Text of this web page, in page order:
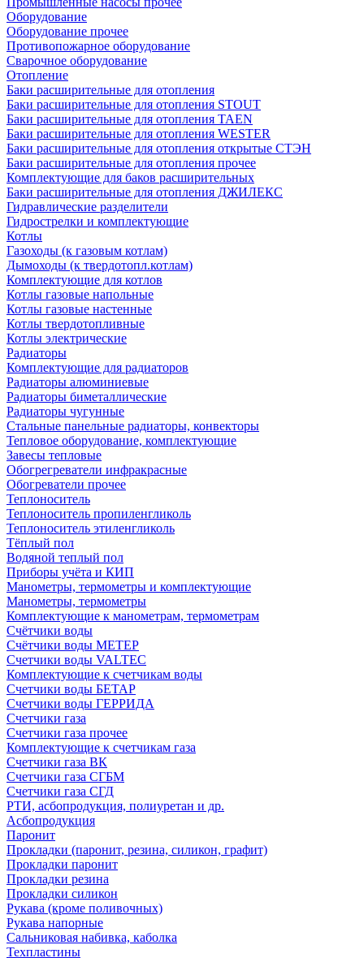
Оборудование
Оборудование прочее
Противопожарное оборудование
Сварочное оборудование
Отопление
Баки расширительные для отопления
Баки расширительные для отопления STOUT
Баки расширительные для отопления TAEN
Баки расширительные для отопления WESTER
Баки расширительные для отопления открытые СТЭН
Баки расширительные для отопления прочее
Комплектующие для баков расширительных
Баки расширительные для отопления ДЖИЛЕКС
Гидравлические разделители
Гидрострелки и комплектующие
Котлы
Газоходы (к газовым котлам)
Дымоходы (к твердотопл.котлам)
Комплектующие для котлов
Котлы газовые напольные
Котлы газовые настенные
Котлы твердотопливные
Котлы электрические
Радиаторы
Комплектующие для радиаторов
Радиаторы алюминиевые
Радиаторы биметаллические
Радиаторы чугунные
Стальные панельные радиаторы, конвекторы
Тепловое оборудование, комплектующие
Завесы тепловые
Обогрегреватели инфракрасные
Обогреватели прочее
Теплоноситель
Теплоноситель пропиленгликоль
Теплоноситель этиленгликоль
Тёплый пол
Водяной теплый пол
Приборы учёта и КИП
Манометры, термометры и комплектующие
Манометры, термометры
Комплектующие к манометрам, термометрам
Счётчики воды
Счётчики воды МЕТЕР
Счетчики воды VALTEC
Комплектующие к счетчикам воды
Счетчики воды БЕТАР
Счетчики воды ГЕРРИДА
Счетчики газа
Счетчики газа прочее
Комплектующие к счетчикам газа
Счетчики газа ВК
Счетчики газа СГБМ
Счетчики газа СГД
РТИ, асбопродукция, полиуретан и др.
Асбопродукция
Паронит
Прокладки (паронит, резина, силикон, графит)
Прокладки паронит
Прокладки резина
Прокладки силикон
Рукава (кроме поливочных)
Рукава напорные
Сальниковая набивка, каболка
Техпластины